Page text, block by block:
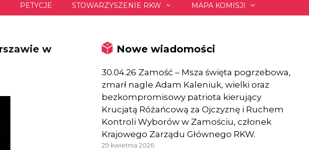
PETYCJE STOWARZYSZENIE RKW MAPA KOMISJI
w
Nowe wiadomości
30.04.26 Zamość – Msza święta pogrzebowa,
zmarł nagle Adam Kaleniuk, wielki oraz
bezkompromisowy patriota kierujący
Krucjatą Różańcową za Ojczyznę i Ruchem
Kontroli Wyborów w Zamościu, członek
Krajowego Zarządu Głównego RKW.
29 kwietnia 2026